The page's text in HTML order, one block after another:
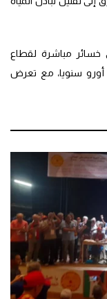
خسائر مباشرة لقطاع
إيطاليا تقدر بنحو 200 مليون أورو سنويا، مع تعرض